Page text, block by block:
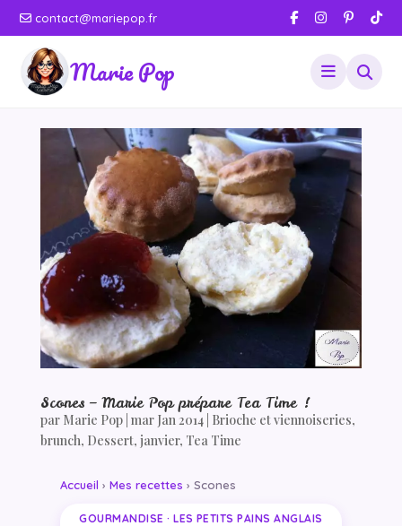
contact@mariepop.fr
Marie Pop
Scones – Marie Pop prépare Tea Time !
par Marie Pop| mar Jan 2014| Brioche et viennoiseries,
brunch, Dessert, janvier, Tea Time
Accueil › Mes recettes › Scones
GOURMANDISE · LES PETITS PAINS ANGLAIS